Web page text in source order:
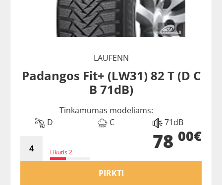
LAUFENN
Padangos Fit+ (LW31) 82 T (D C
B 71dB)
Tinkamumas modeliams:
D
C 71dB
Likutis 2 78 00€
PIRKTI